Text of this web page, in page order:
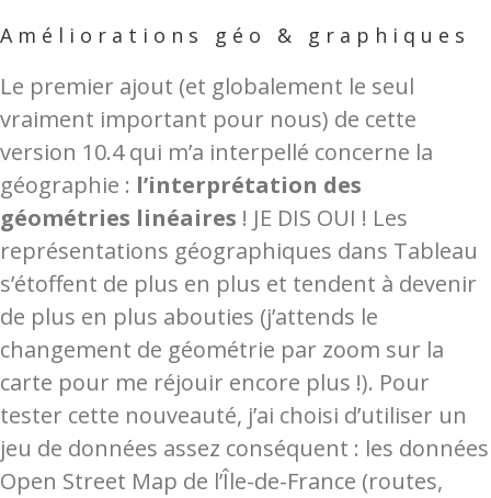
Améliorations géo & graphiques
Le premier ajout (et globalement le seul
vraiment important pour nous) de cette
version 10.4 qui m’a interpellé concerne la
géographie : l’interprétation des
géométries linéaires ! JE DIS OUI ! Les
représentations géographiques dans Tableau
s’étoffent de plus en plus et tendent à devenir
de plus en plus abouties (j’attends le
changement de géométrie par zoom sur la
carte pour me réjouir encore plus !). Pour
tester cette nouveauté, j’ai choisi d’utiliser un
jeu de données assez conséquent : les données
Open Street Map de l’Île-de-France (routes,